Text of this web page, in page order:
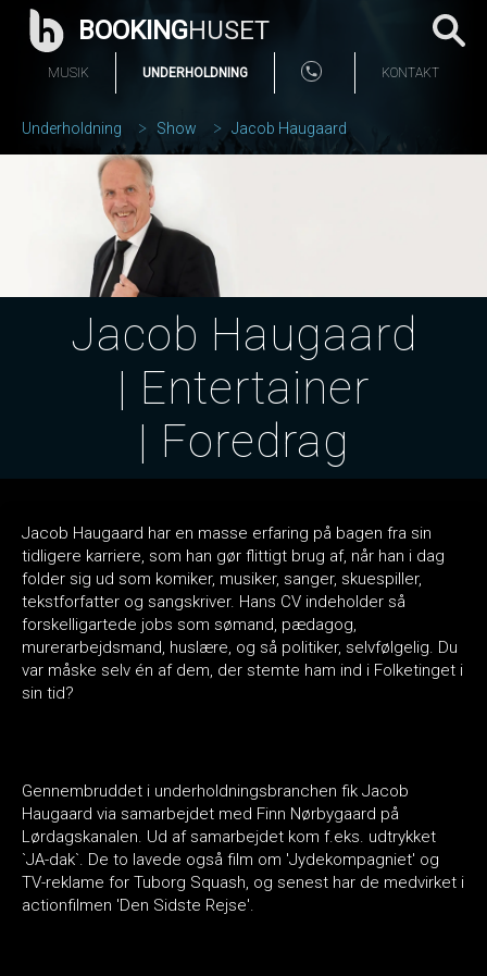
BOOKINGHUSET
MUSIK UNDERHOLDNING KONTAKT
Underholdning Show Jacob Haugaard
Jacob Haugaard
| Entertainer
| Foredrag
Jacob Haugaard har en masse erfaring på bagen fra sin
tidligere karriere, som han gør flittigt brug af, når han i dag
folder sig ud som komiker, musiker, sanger, skuespiller,
tekstforfatter og sangskriver. Hans CV indeholder så
forskelligartede jobs som sømand, pædagog,
murerarbejdsmand, huslære, og så politiker, selvfølgelig. Du
var måske selv én af dem, der stemte ham ind i Folketinget i
sin tid?
Gennembruddet i underholdningsbranchen fik Jacob
Haugaard via samarbejdet med Finn Nørbygaard på
Lørdagskanalen. Ud af samarbejdet kom f.eks. udtrykket
`JA-dak`. De to lavede også film om 'Jydekompagniet' og
TV-reklame for Tuborg Squash, og senest har de medvirket i
actionfilmen 'Den Sidste Rejse'.